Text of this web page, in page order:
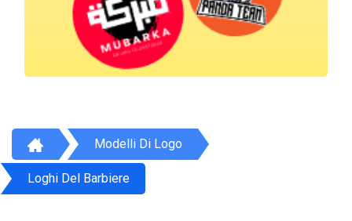
Modelli Di Logo
Loghi Del Barbiere